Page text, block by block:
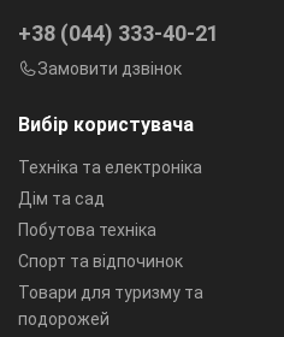
Вибір користувача
Техніка та електроніка
Дім та сад
Побутова техніка
Спорт та відпочинок
Товари для туризму та
подорожей
+38 (044) 333-40-21
Замовити дзвінок